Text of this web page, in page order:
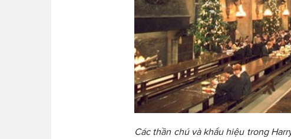
Các thần chú và khẩu hiệu trong